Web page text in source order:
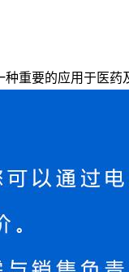
重要的应用于医